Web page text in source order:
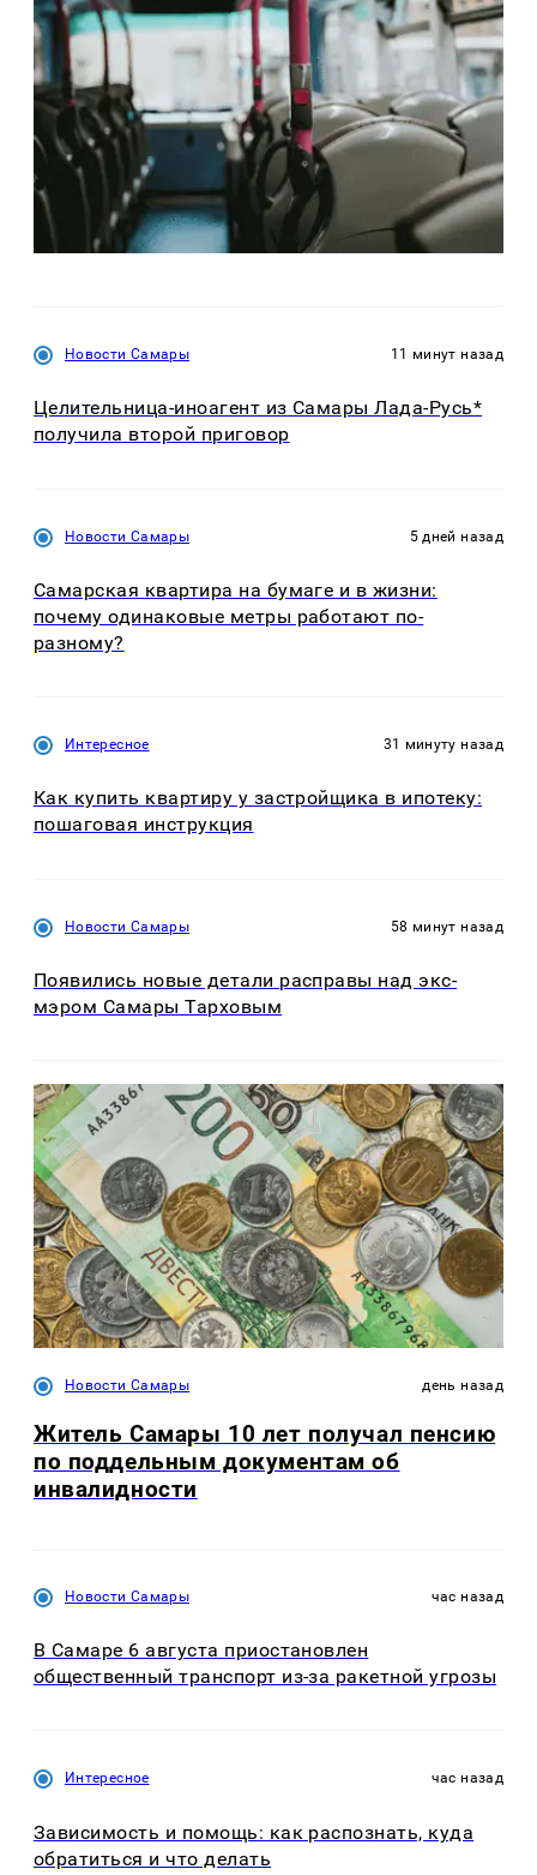
Новости Самары 11 минут назад
Целительница-иноагент из Самары Лада-Русь*
получила второй приговор
Новости Самары 5 дней назад
Самарская квартира на бумаге и в жизни:
почему одинаковые метры работают по-
разному?
Интересное 31 минуту назад
Как купить квартиру у застройщика в ипотеку:
пошаговая инструкция
Новости Самары 58 минут назад
Появились новые детали расправы над экс-
мэром Самары Тарховым
Новости Самары день назад
Житель Самары 10 лет получал пенсию
по поддельным документам об
инвалидности
Новости Самары час назад
В Самаре 6 августа приостановлен
общественный транспорт из-за ракетной угрозы
Интересное час назад
Зависимость и помощь: как распознать, куда
обратиться и что делать